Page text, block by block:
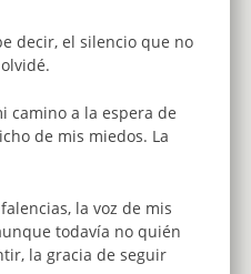
decir, el silencio que no
camino a la espera de
de mis miedos. La
la voz de mis
todavía no quién
la gracia de seguir